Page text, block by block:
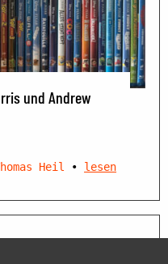
und Andrew
Heil • lesen